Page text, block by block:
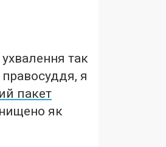
так
я
пакет
як